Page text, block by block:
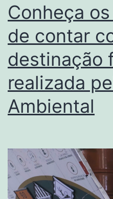
Conheça
de contar
destinação
realizada
Ambiental